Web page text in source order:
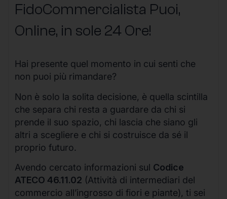
FidoCommercialista Puoi,
Online, in sole 24 Ore!
Hai presente quel momento in cui senti che
non puoi più rimandare?
Non è solo la solita decisione, è quella scintilla
che separa chi resta a guardare da chi si
prende il suo spazio, chi lascia che siano gli
altri a scegliere e chi si costruisce da sé il
proprio futuro.
Avendo cercato informazioni sul Codice
ATECO 46.11.02 (Attività di intermediari del
commercio all’ingrosso di fiori e piante), ti sei